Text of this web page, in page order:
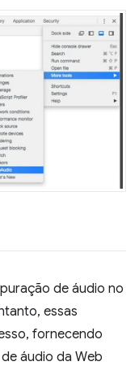
de áudio no
essas
fornecendo
áudio da Web